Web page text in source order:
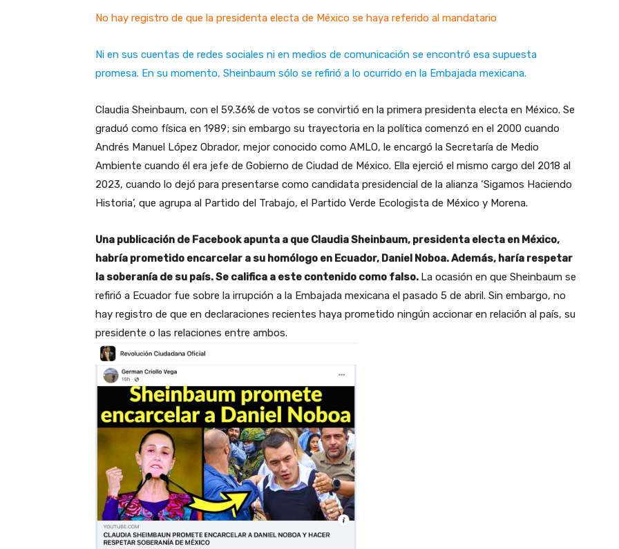
No hay registro de que la presidenta electa de México se haya referido al mandatario
Ni en sus cuentas de redes sociales ni en medios de comunicación se encontró esa supuesta
promesa. En su momento, Sheinbaum sólo se refirió a lo ocurrido en la Embajada mexicana.
Claudia Sheinbaum, con el 59.36% de votos se convirtió en la primera presidenta electa en México. Se
graduó como física en 1989; sin embargo su trayectoria en la política comenzó en el 2000 cuando
Andrés Manuel López Obrador, mejor conocido como AMLO, le encargó la Secretaría de Medio
Ambiente cuando él era jefe de Gobierno de Ciudad de México. Ella ejerció el mismo cargo del 2018 al
2023, cuando lo dejó para presentarse como candidata presidencial de la alianza ‘Sigamos Haciendo
Historia’, que agrupa al Partido del Trabajo, el Partido Verde Ecologista de México y Morena.
Una publicación de Facebook apunta a que Claudia Sheinbaum, presidenta electa en México,
habría prometido encarcelar a su homólogo en Ecuador, Daniel Noboa. Además, haría respetar
la soberanía de su país. Se califica a este contenido como falso. La ocasión en que Sheinbaum se
refirió a Ecuador fue sobre la irrupción a la Embajada mexicana el pasado 5 de abril. Sin embargo, no
hay registro de que en declaraciones recientes haya prometido ningún accionar en relación al país, su
presidente o las relaciones entre ambos.